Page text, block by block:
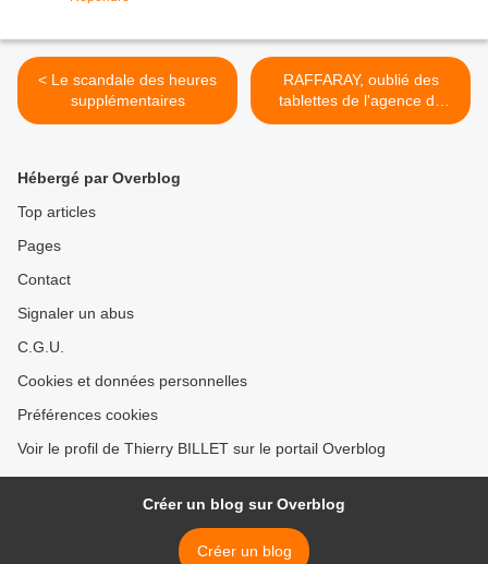
< Le scandale des heures
supplémentaires
RAFFARAY, oublié des
tablettes de l'agence de
l'eau >
Hébergé par Overblog
Top articles
Pages
Contact
Signaler un abus
C.G.U.
Cookies et données personnelles
Préférences cookies
Voir le profil de Thierry BILLET sur le portail Overblog
Créer un blog sur Overblog
Créer un blog